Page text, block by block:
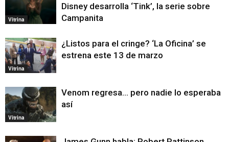
Vitrina
Disney desarrolla ‘Tink’, la serie sobre
Campanita
Vitrina
¿Listos para el cringe? ‘La Oficina’ se
estrena este 13 de marzo
Vitrina
Venom regresa… pero nadie lo esperaba
así